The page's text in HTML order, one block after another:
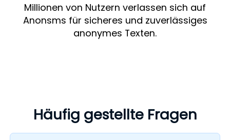
Millionen von Nutzern verlassen sich auf
Anonsms für sicheres und zuverlässiges
anonymes Texten.
Häufig gestellte Fragen